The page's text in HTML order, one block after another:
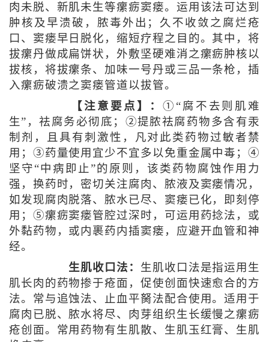
肉未脱、新肌未生等瘰疬窦瘘。运用该法可达到
肿核及早溃破，脓毒外出；久不收敛之腐烂疮
口、窦瘘早日脱化，缩短疗程之目的。其中，将
拔瘰丹做成扁饼状，外敷坚硬难消之瘰疬肿核以
拔核，将拔瘰条、加味一号丹或三品一条枪，插
入瘰疬破溃之窦瘘管道以拔管。
【注意要点】：①“腐不去则肌难
生”，祛腐务必彻底；②提脓祛腐药物多含有汞
制剂，且具有刺激性，凡对此类药物过敏者禁
用；③药量使用宜少不宜多以免重金属中毒；④
坚守“中病即止”的原则，该类药物腐蚀作用力
强，换药时，密切关注腐肉、脓液及窦瘘情况，
如发现腐肉脱落、脓水已尽、窦瘘已化，即刻停
用；⑤瘰疬窦瘘管腔过深时，可运用药捻法，或
外黏药物，或内裹药内插窦瘘，应避开血管和神
经。
生肌收口法： 生肌收口法是指运用生
肌长肉的药物掺于疮面，促使创面快速愈合的方
法。常与追蚀法、止血平胬法配合使用。适用于
腐肉已脱、脓水将尽、肉芽组织生长缓慢之瘰疬
疮创面。常用药物有生肌散、生肌玉红膏、生肌